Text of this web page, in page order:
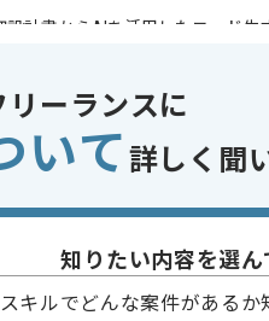
設計書からAIを活用したコード生
キルをお持ちであれば申し込み可能
15日
ーランスに
いて 詳しく聞
知りたい内容を選ん
キルでどんな案件があるか